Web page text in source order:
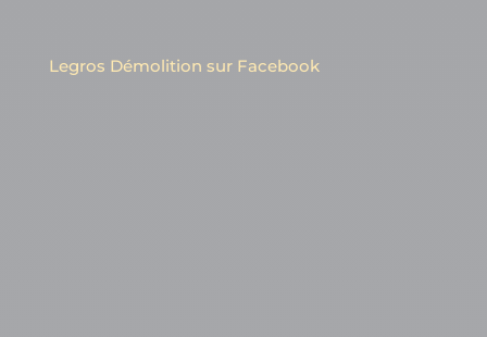
Legros Démolition sur Facebook